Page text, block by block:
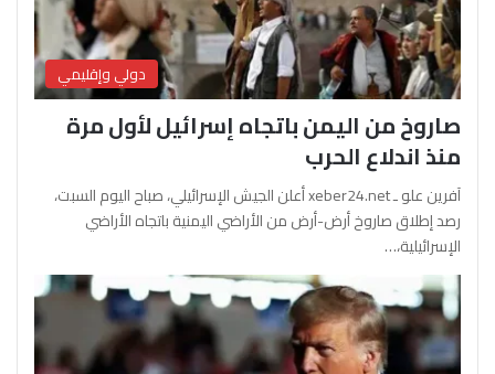
دولي وإقليمي
صاروخ من اليمن باتجاه إسرائيل لأول مرة
منذ اندلاع الحرب
آفرين علو ـ xeber24.net أعلن الجيش الإسرائيلي، صباح اليوم السبت،
رصد إطلاق صاروخ أرض-أرض من الأراضي اليمنية باتجاه الأراضي
الإسرائيلية،…